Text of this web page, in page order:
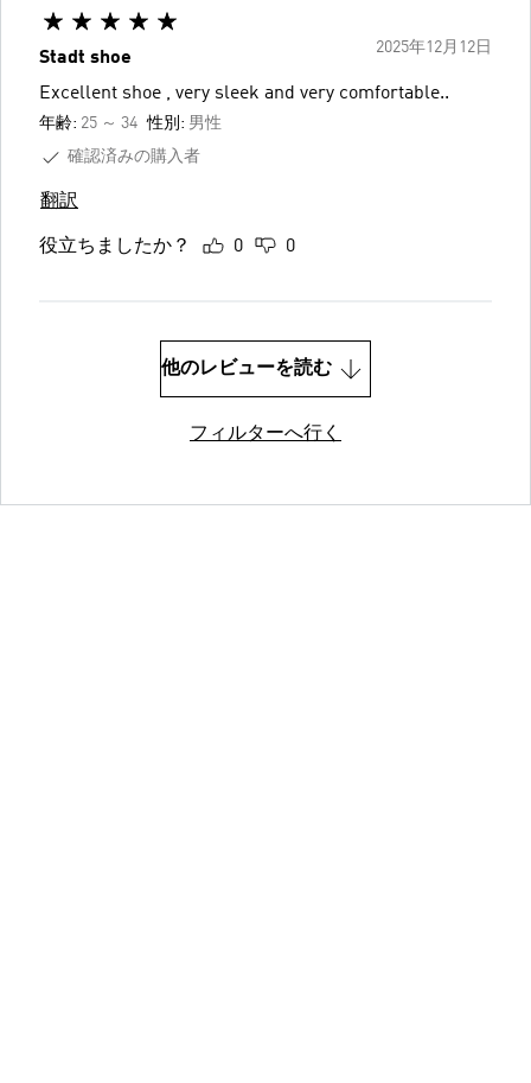
2025年12月12日
Stadt shoe
Excellent shoe , very sleek and very comfortable..
年齢: 25 ～ 34 性別: 男性
確認済みの購入者
翻訳
役立ちましたか？ 0 0
他のレビューを読む
フィルターへ行く